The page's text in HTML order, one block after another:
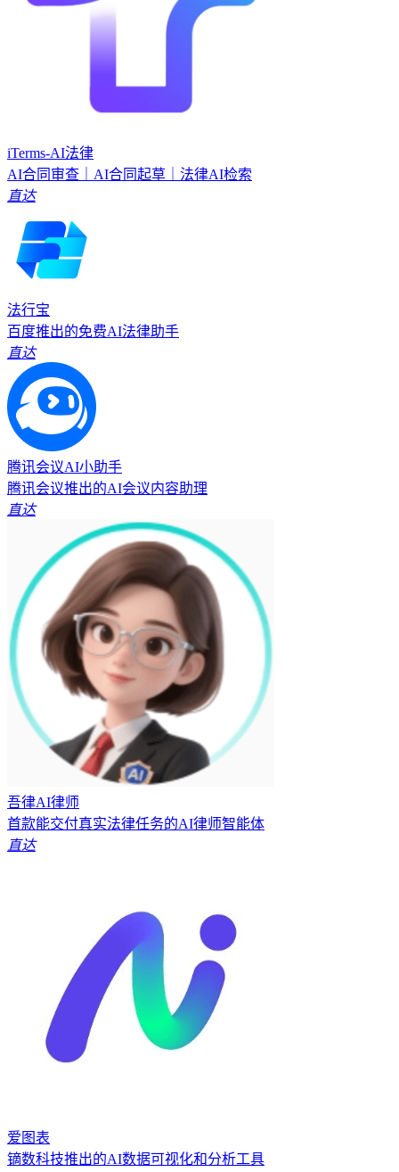
iTerms-AI法律
AI合同审查｜AI合同起草｜法律AI检索
直达
法行宝
百度推出的免费AI法律助手
直达
腾讯会议AI小助手
腾讯会议推出的AI会议内容助理
直达
吾律AI律师
首款能交付真实法律任务的AI律师智能体
直达
爱图表
镝数科技推出的AI数据可视化和分析工具